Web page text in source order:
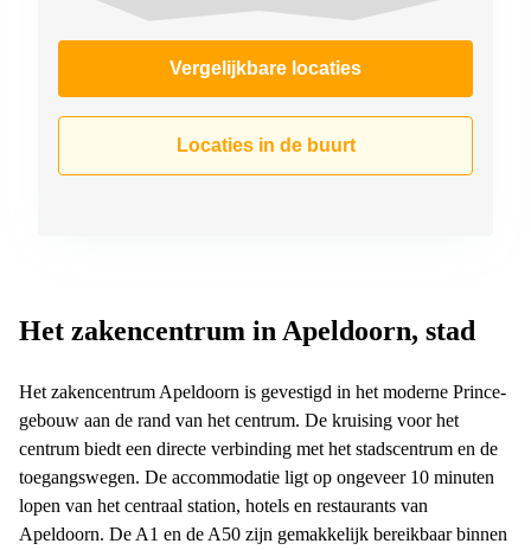
Vergelijkbare locaties
Locaties in de buurt
Het zakencentrum in Apeldoorn, stad
Het zakencentrum Apeldoorn is gevestigd in het moderne Prince-
gebouw aan de rand van het centrum. De kruising voor het
centrum biedt een directe verbinding met het stadscentrum en de
toegangswegen. De accommodatie ligt op ongeveer 10 minuten
lopen van het centraal station, hotels en restaurants van
Apeldoorn. De A1 en de A50 zijn gemakkelijk bereikbaar binnen